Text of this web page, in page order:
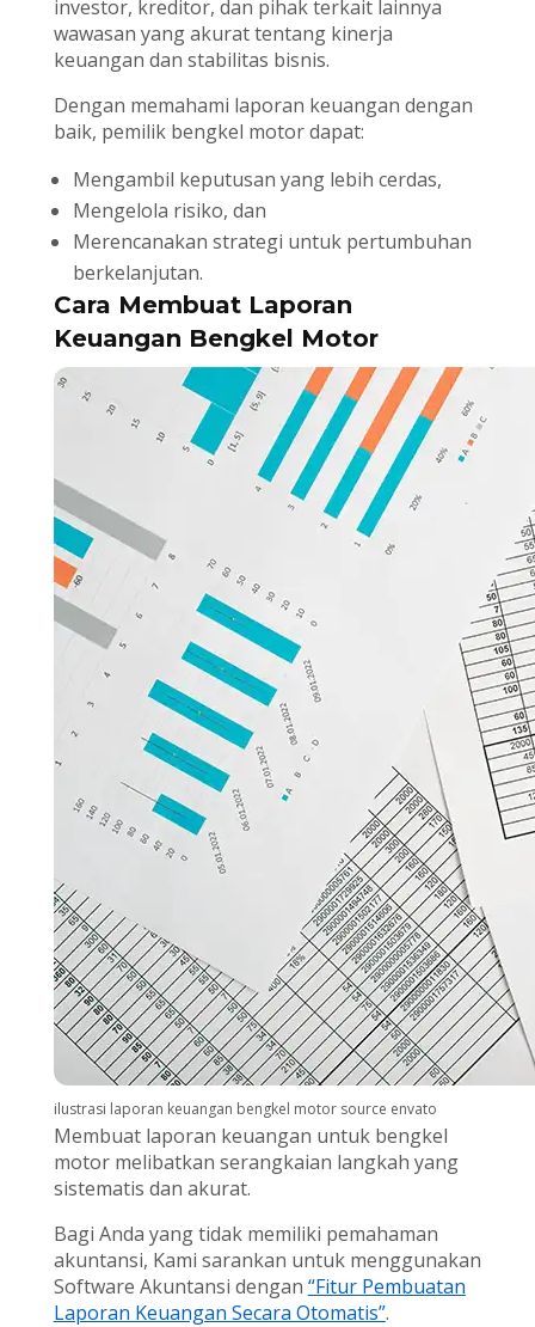
investor, kreditor, dan pihak terkait lainnya
wawasan yang akurat tentang kinerja
keuangan dan stabilitas bisnis.
Dengan memahami laporan keuangan dengan
baik, pemilik bengkel motor dapat:
Mengambil keputusan yang lebih cerdas,
Mengelola risiko, dan
Merencanakan strategi untuk pertumbuhan
berkelanjutan.
Cara Membuat Laporan
Keuangan Bengkel Motor
ilustrasi laporan keuangan bengkel motor source envato
Membuat laporan keuangan untuk bengkel
motor melibatkan serangkaian langkah yang
sistematis dan akurat.
Bagi Anda yang tidak memiliki pemahaman
akuntansi, Kami sarankan untuk menggunakan
Software Akuntansi dengan “Fitur Pembuatan
Laporan Keuangan Secara Otomatis”.